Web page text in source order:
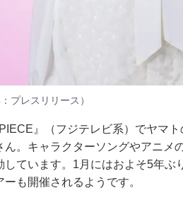
プレスリリース ）
』（フジテレビ系）でヤマ
ん。キャラクターソングやアニメ
しています。1月にはおよそ5年
も開催されるようです。